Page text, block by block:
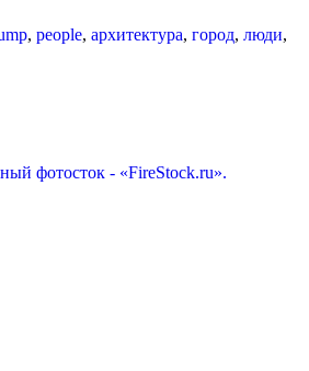
, people, архитектура, город, люди,
фотосток - «FireStock.ru».